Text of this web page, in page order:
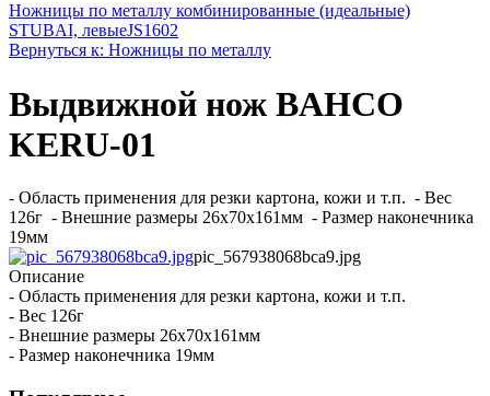
Ножницы по металлу комбинированные (идеальные)
STUBAI, левыеJS1602
Вернуться к: Ножницы по металлу
Выдвижной нож BAHCO
KERU-01
- Область применения для резки картона, кожи и т.п. - Вес
126г - Внешние размеры 26x70x161мм - Размер наконечника
19мм
pic_567938068bca9.jpg
Описание
- Область применения для резки картона, кожи и т.п.
- Вес 126г
- Внешние размеры 26x70x161мм
- Размер наконечника 19мм